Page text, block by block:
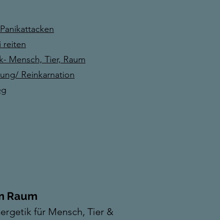
reiten
Mensch, Tier, Raum
Reinkarnation
Raum
für Mensch, Tier &